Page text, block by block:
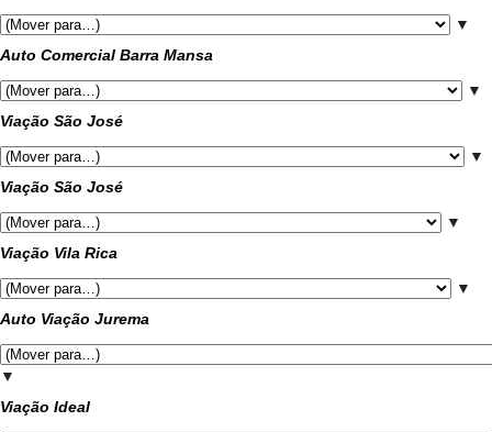
▼
Auto Comercial Barra Mansa
▼
Viação São José
▼
Viação São José
▼
Viação Vila Rica
▼
Auto Viação Jurema
▼
Viação Ideal